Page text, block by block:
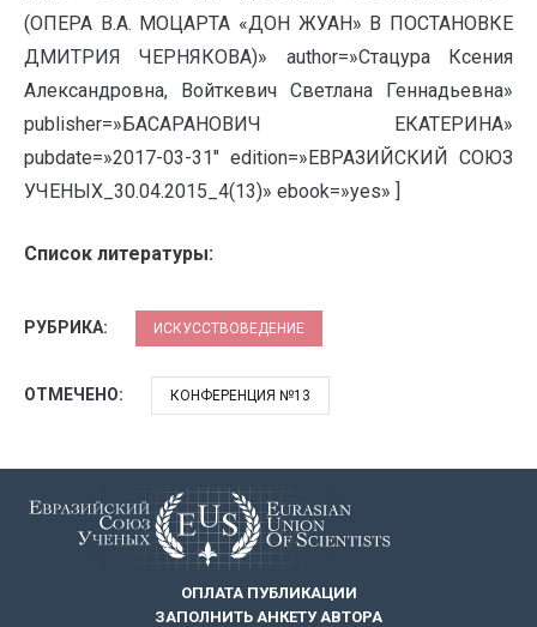
(ОПЕРА В.А. МОЦАРТА «ДОН ЖУАН» В ПОСТАНОВКЕ
ДМИТРИЯ ЧЕРНЯКОВА)» author=»Стацура Ксения
Александровна, Войткевич Светлана Геннадьевна»
publisher=»БАСАРАНОВИЧ ЕКАТЕРИНА»
pubdate=»2017-03-31″ edition=»ЕВРАЗИЙСКИЙ СОЮЗ
УЧЕНЫХ_30.04.2015_4(13)» ebook=»yes» ]
Список литературы:
РУБРИКА: ИСКУССТВОВЕДЕНИЕ
ОТМЕЧЕНО: КОНФЕРЕНЦИЯ №13
ОПЛАТА ПУБЛИКАЦИИ
ЗАПОЛНИТЬ АНКЕТУ АВТОРА